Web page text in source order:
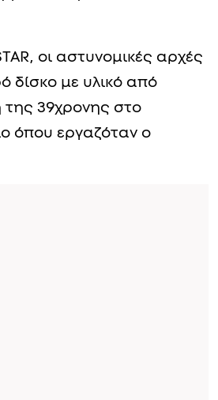
οι αστυνομικές αρχές
δίσκο με υλικό από
39χρονης στο
όπου εργαζόταν ο